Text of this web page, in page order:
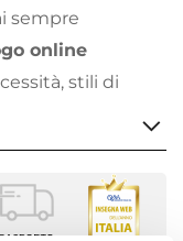
sempre
online
stili di